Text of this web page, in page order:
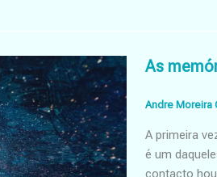
As
Andre Moreira
A primeira
é um
contacto